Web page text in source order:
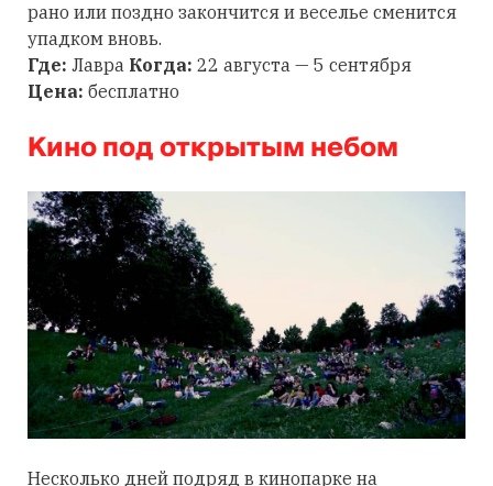
рано или поздно закончится и веселье сменится
упадком вновь.
Где: Лавра Когда: 22 августа — 5 сентября
Цена: бесплатно
Кино под открытым небом
Несколько дней подряд в кинопарке на